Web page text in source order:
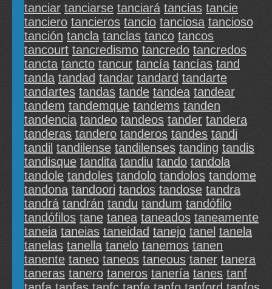
tanciar tanciarse tanciará tancias tancie
tanciero tancieros tancio tanciosa tancioso
tanción tancla tanclas tanco tancos
tancourt tancredismo tancredo tancredos
tancta tancto tancur tancía tancías tand
tanda tandad tandar tandard tandarte
tandartes tandas tande tandea tandear
tandem tandemque tandems tanden
tandencia tandeo tandeos tander tandera
tanderas tandero tanderos tandes tandi
tandil tandilense tandilenses tanding tandis
tandisque tandita tandiu tando tandola
tandole tandoles tandolo tandolos tandome
tandona tandoori tandos tandose tandra
tandrá tandrán tandu tandum tandófilo
tandófilos tane tanea taneados taneamente
taneia taneias taneidad tanejo tanel tanela
tanelas tanella tanelo tanemos tanen
tanente taneo taneos taneous taner tanera
taneras tanero taneros tanería tanes tanf